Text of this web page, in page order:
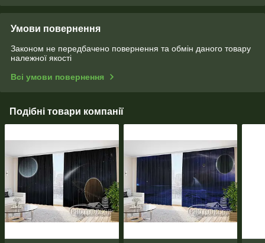
Умови повернення
Законом не передбачено повернення та обмін даного товару
належної якості
Всі умови повернення
Подібні товари компанії